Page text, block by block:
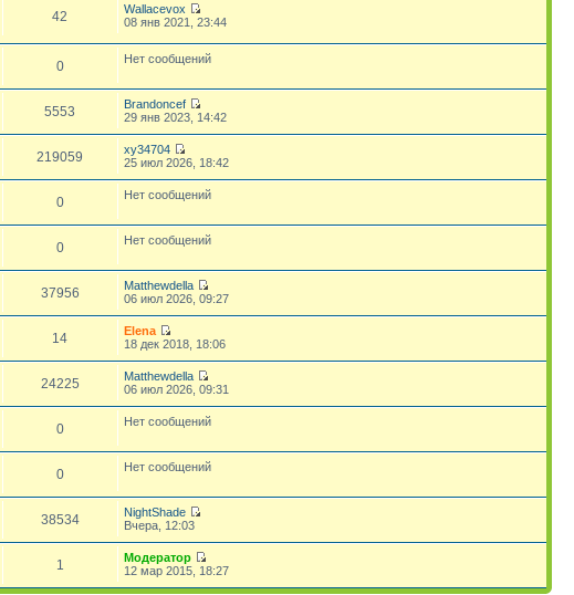
42
Wallacevox
08 янв 2021, 23:44
0 Нет сообщений
5553
Brandoncef
29 янв 2023, 14:42
219059
xy34704
25 июл 2026, 18:42
0 Нет сообщений
0 Нет сообщений
37956
Matthewdella
06 июл 2026, 09:27
14
Elena
18 дек 2018, 18:06
24225
Matthewdella
06 июл 2026, 09:31
0 Нет сообщений
0 Нет сообщений
38534
NightShade
Вчера, 12:03
1
Модератор
12 мар 2015, 18:27